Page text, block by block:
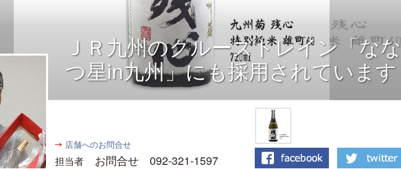
ＪＲ九州のクルーズトレイン「なな
つ星in九州」にも採用されています
店舗へのお問合せ
担当者 お問合せ 092-321-1597